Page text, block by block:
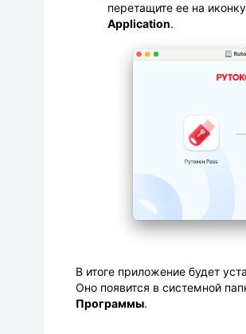
перетащите ее на
Application.
В итоге приложение будет
Оно появится в системной
Программы.